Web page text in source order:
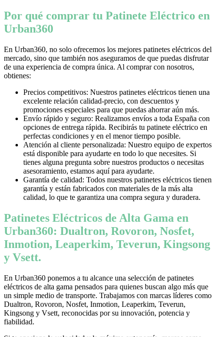
Por qué comprar tu Patinete Eléctrico en
Urban360
En Urban360, no solo ofrecemos los mejores patinetes eléctricos del
mercado, sino que también nos aseguramos de que puedas disfrutar
de una experiencia de compra única. Al comprar con nosotros,
obtienes:
Precios competitivos: Nuestros patinetes eléctricos tienen una
excelente relación calidad-precio, con descuentos y
promociones especiales para que puedas ahorrar aún más.
Envío rápido y seguro: Realizamos envíos a toda España con
opciones de entrega rápida. Recibirás tu patinete eléctrico en
perfectas condiciones y en el menor tiempo posible.
Atención al cliente personalizada: Nuestro equipo de expertos
está disponible para ayudarte en todo lo que necesites. Si
tienes alguna pregunta sobre nuestros productos o necesitas
asesoramiento, estamos aquí para ayudarte.
Garantía de calidad: Todos nuestros patinetes eléctricos tienen
garantía y están fabricados con materiales de la más alta
calidad, lo que te garantiza una compra segura y duradera.
Patinetes Eléctricos de Alta Gama en
Urban360: Dualtron, Rovoron, Nosfet,
Inmotion, Leaperkim, Teverun, Kingsong
y Vsett.
En Urban360 ponemos a tu alcance una selección de patinetes
eléctricos de alta gama pensados para quienes buscan algo más que
un simple medio de transporte. Trabajamos con marcas líderes como
Dualtron, Rovoron, Nosfet, Inmotion, Leaperkim, Teverun,
Kingsong y Vsett, reconocidas por su innovación, potencia y
fiabilidad.